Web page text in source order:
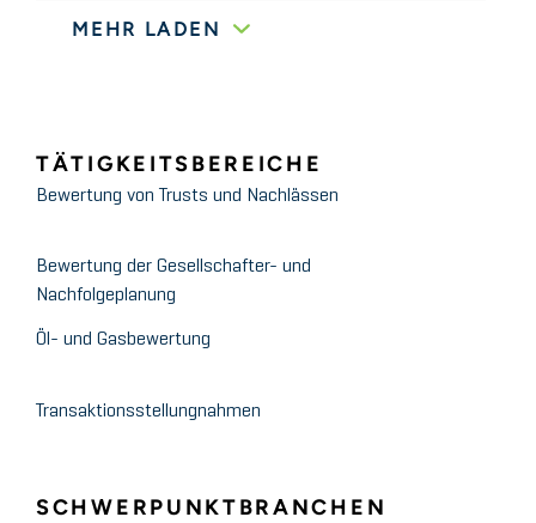
The Entrepreneurship Institute - Houston Chapter
MEHR LADEN
TÄTIGKEITSBEREICHE
Bewertung von Trusts und Nachlässen
Bewertung der Gesellschafter- und
Nachfolgeplanung
Öl- und Gasbewertung
Transaktionsstellungnahmen
SCHWERPUNKTBRANCHEN